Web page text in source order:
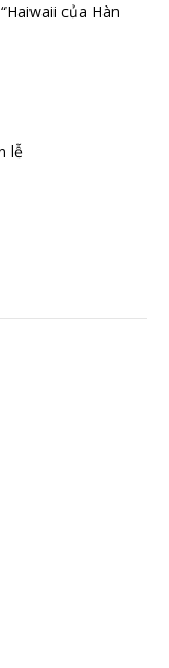
của Hàn
lễ